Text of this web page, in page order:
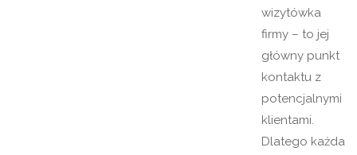
wizytówka
firmy – to jej
główny punkt
kontaktu z
potencjalnymi
klientami.
Dlatego każda